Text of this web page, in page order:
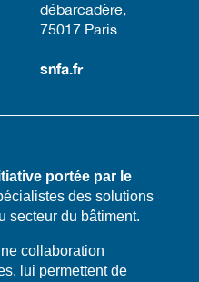
débarcadère,
75017 Paris​
snfa.fr
portée par le
des solutions
secteur du bâtiment.
collaboration
lui permettent de